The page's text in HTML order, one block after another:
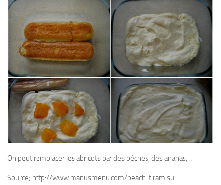
On peut remplacer les abricots par des pêches, des ananas,…
Source; http://www.manusmenu.com/peach-tiramisu